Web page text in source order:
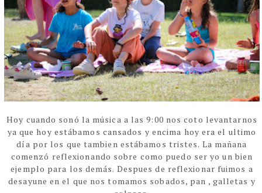
Hoy cuando sonó la música a las 9:00 nos coto levantarnos
ya que hoy estábamos cansados y encima hoy era el ultimo
día por los que tambien estábamos tristes. La mañana
comenzó reflexionando sobre como puedo ser yo un bien
ejemplo para los demás. Despues de reflexionar fuimos a
desayune en el que nos tomamos sobados, pan , galletas y